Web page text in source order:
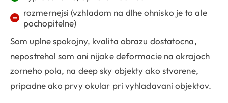
−
rozmernejsi (vzhladom na dlhe ohnisko je to ale
pochopitelne)
Som uplne spokojny, kvalita obrazu dostatocna,
nepostrehol som ani nijake deformacie na okrajoch
zorneho pola, na deep sky objekty ako stvorene,
pripadne ako prvy okular pri vyhladavani objektov.